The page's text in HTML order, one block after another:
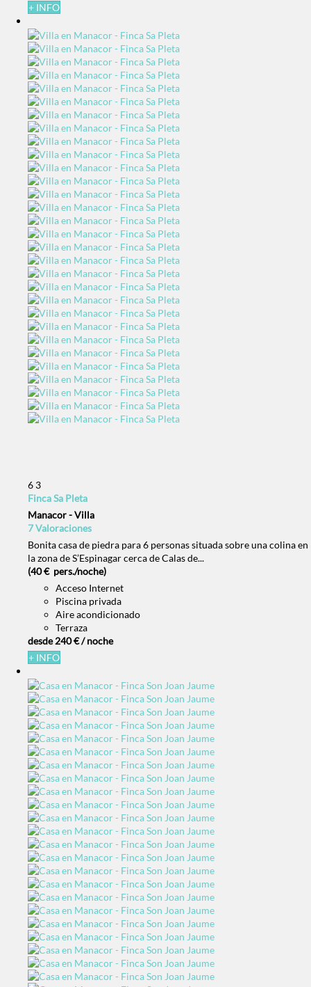
+ INFO
6 3
Finca Sa Pleta
Manacor -Villa
7 Valoraciones
Bonita casa de piedra para 6 personas situada sobre una colina en
la zona de S’Espinagar cerca de Calas de...
(40 € pers./noche)
Acceso Internet
Piscina privada
Aire acondicionado
Terraza
desde 240 €/ noche
+ INFO